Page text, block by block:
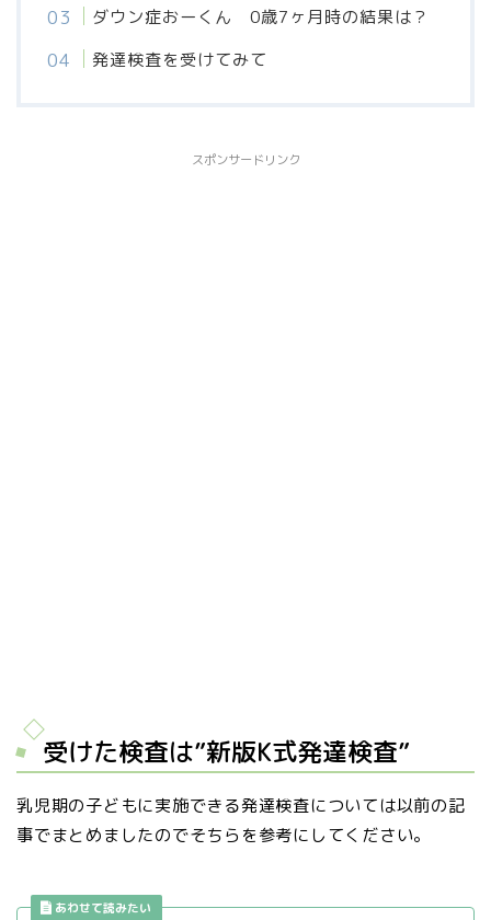
ダウン症おーくん 0歳7ヶ月時の結果は？
発達検査を受けてみて
スポンサードリンク
受けた検査は”新版K式発達検査”
乳児期の子どもに実施できる発達検査については以前の記
事でまとめましたのでそちらを参考にしてください。